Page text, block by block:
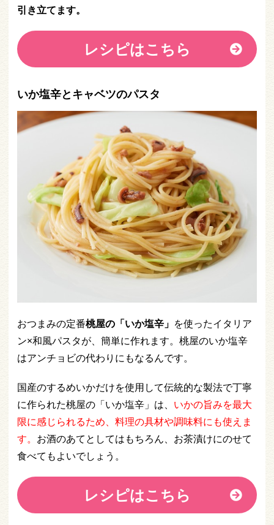
引き立てます。
レシピはこちら
いか塩辛とキャベツのパスタ
おつまみの定番桃屋の「いか塩辛」 を使ったイタリア
ン×和風パスタが、簡単に作れます。桃屋のいか塩辛
はアンチョビの代わりにもなるんです。
国産のするめいかだけを使用して伝統的な製法で丁寧
に作られた桃屋の「いか塩辛」は、 いかの旨みを最大
限に感じられるため、料理の具材や調味料にも使えま
す。 お酒のあてとしてはもちろん、お茶漬けにのせて
食べてもよいでしょう。
レシピはこちら